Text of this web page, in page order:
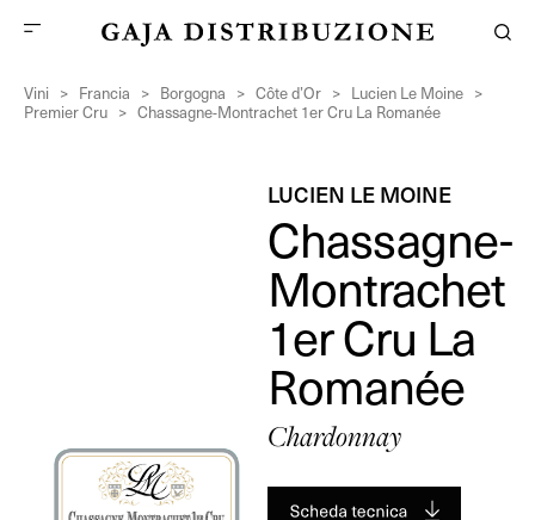
Vini > Francia > Borgogna > Côte d’Or > Lucien Le Moine >
Premier Cru > Chassagne-Montrachet 1er Cru La Romanée
LUCIEN LE MOINE
Chassagne-
Montrachet
1er Cru La
Romanée
Chardonnay